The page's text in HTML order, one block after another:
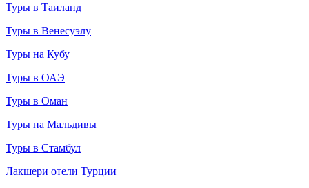
Туры в Таиланд
Туры в Венесуэлу
Туры на Кубу
Туры в ОАЭ
Туры в Оман
Туры на Мальдивы
Туры в Стамбул
Лакшери отели Турции